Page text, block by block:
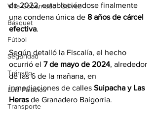
Villa Gobernador Gálvez
Básquet
Fútbol
Seguridad
Tránsito
Luis Palacios
Transporte
de 2022, estableciéndose finalmente
una condena única de 8 años de cárcel
efectiva.
Según detalló la Fiscalía, el hecho
ocurrió el 7 de mayo de 2024, alrededor
de las 6 de la mañana, en
inmediaciones de calles Suipacha y Las
Heras de Granadero Baigorria.